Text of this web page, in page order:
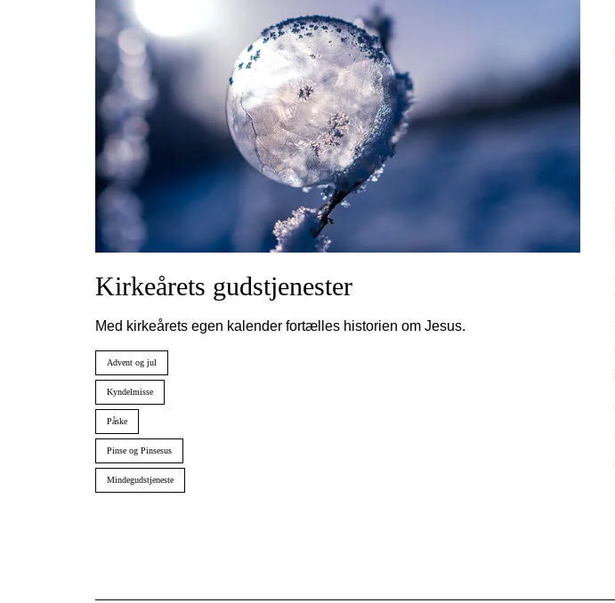
Kirkeårets gudstjenester
Med kirkeårets egen kalender fortælles historien om Jesus.
Advent og jul
Kyndelmisse
Påske
Pinse og Pinsesus
Mindegudstjeneste